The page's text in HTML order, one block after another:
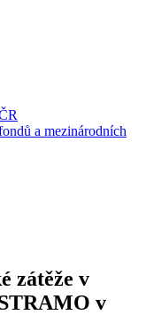
a mezinárodních
zátěže v
v